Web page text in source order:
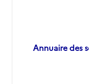
Annuaire des